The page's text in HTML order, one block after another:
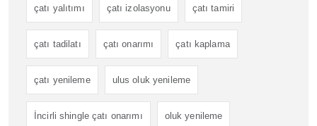
çatı yalıtımı çatı izolasyonu çatı tamiri
çatı tadilatı çatı onarımı çatı kaplama
çatı yenileme ulus oluk yenileme
İncirli shingle çatı onarımı oluk yenileme